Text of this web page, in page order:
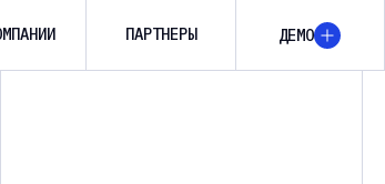
ПАРТНЕРЫ ДЕМО